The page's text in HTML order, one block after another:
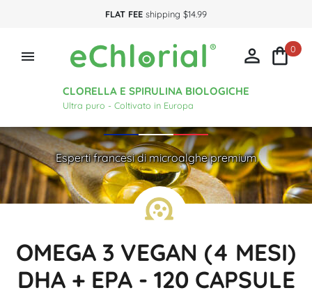
FLAT FEE shipping $14.99

CLORELLA E SPIRULINA BIOLOGICHE
Ultra puro - Coltivato in Europa
 0
Esperti francesi di microalghe premium
OMEGA 3 VEGAN (4 MESI)
DHA + EPA - 120 CAPSULE